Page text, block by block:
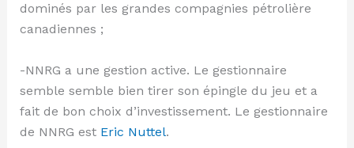
dominés par les grandes compagnies pétrolière
canadiennes ;
-NNRG a une gestion active. Le gestionnaire
semble semble bien tirer son épingle du jeu et a
fait de bon choix d’investissement. Le gestionnaire
de NNRG est Eric Nuttel.